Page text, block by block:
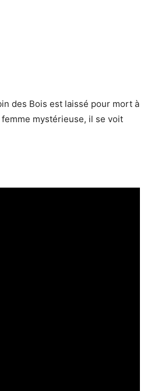
des Bois est laissé pour mort à
femme mystérieuse, il se voit